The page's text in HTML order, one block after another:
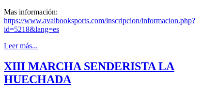
Mas información:
https://www.avaibooksports.com/inscripcion/informacion.php?
id=5218&lang=es
Leer más...
XIII MARCHA SENDERISTA LA
HUECHADA